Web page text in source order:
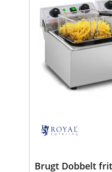
Brugt Dobbelt